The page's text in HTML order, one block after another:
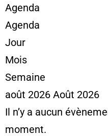
Agenda
Agenda
Jour
Mois
Semaine
août 2026 Août 2026
Il n’y a aucun
moment.